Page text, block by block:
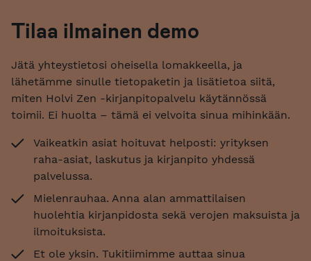
Tilaa ilmainen demo
Jätä yhteystietosi oheisella lomakkeella, ja
lähetämme sinulle tietopaketin ja lisätietoa siitä,
miten Holvi Zen -kirjanpitopalvelu käytännössä
toimii. Ei huolta – tämä ei velvoita sinua mihinkään.
Vaikeatkin asiat hoituvat helposti: yrityksen
raha-asiat, laskutus ja kirjanpito yhdessä
palvelussa.
Mielenrauhaa. Anna alan ammattilaisen
huolehtia kirjanpidosta sekä verojen maksuista ja
ilmoituksista.
Et ole yksin. Tukitiimimme auttaa sinua